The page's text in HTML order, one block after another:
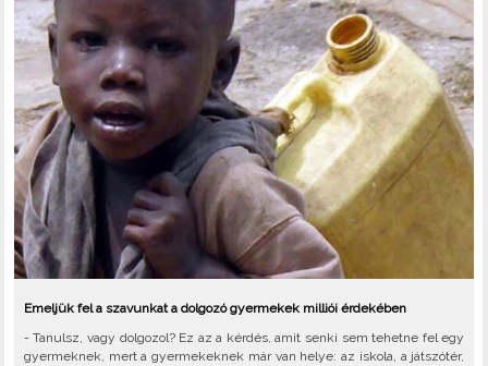
Emeljük fel a szavunkat a dolgozó gyermekek milliói érdekében
- Tanulsz, vagy dolgozol? Ez az a kérdés, amit senki sem tehetne fel egy
gyermeknek, mert a gyermekeknek már van helye: az iskola, a játszótér,